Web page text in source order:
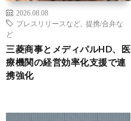
2026.08.08
プレスリリースなど
提携/合弁な
ど
三菱商事とメディパルHD、医
療機関の経営効率化支援で連
携強化